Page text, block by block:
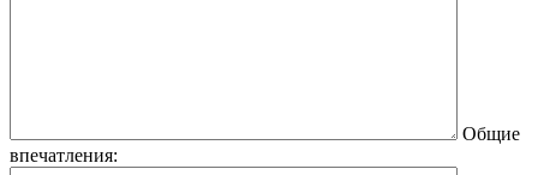
Общие
впечатления: